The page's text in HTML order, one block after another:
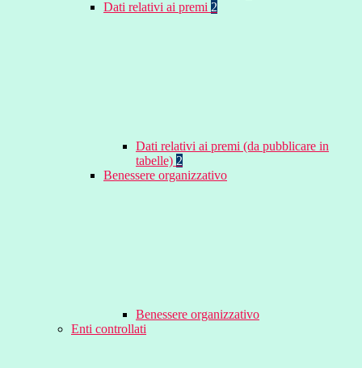
Dati relativi ai premi 2
Dati relativi ai premi (da pubblicare in
tabelle) 2
Benessere organizzativo
Benessere organizzativo
Enti controllati